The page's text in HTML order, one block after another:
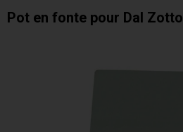
Pot en fonte pour Dal Zotto